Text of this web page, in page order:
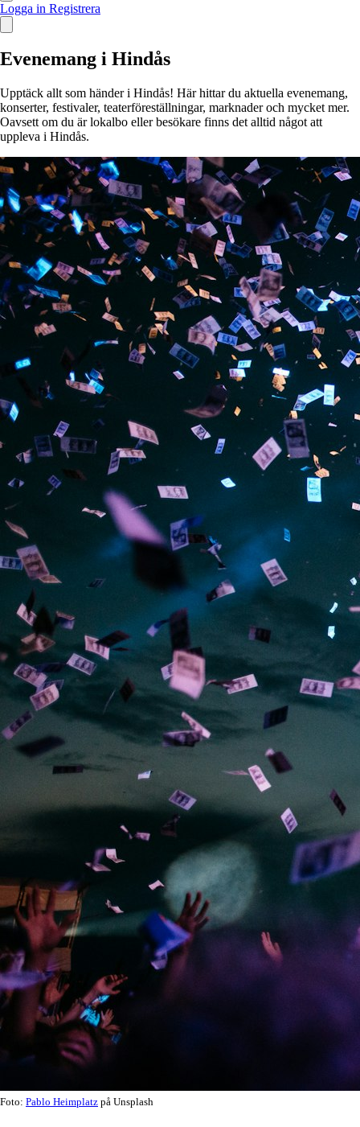
Logga in Registrera
Evenemang i Hindås
Upptäck allt som händer i Hindås! Här hittar du aktuella evenemang,
konserter, festivaler, teaterföreställningar, marknader och mycket mer.
Oavsett om du är lokalbo eller besökare finns det alltid något att
uppleva i Hindås.
Foto: Pablo Heimplatz på Unsplash